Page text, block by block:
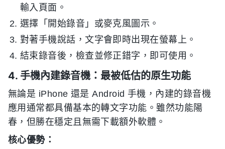
輸入頁面。
選擇「開始錄音」或麥克風圖示。
對著手機說話，文字會即時出現在螢幕上。
結束錄音後，檢查並修正錯字，即可使用。
4. 手機內建錄音機：最被低估的原生功能
無論是 iPhone 還是 Android 手機，內建的錄音機
應用通常都具備基本的轉文字功能。雖然功能陽
春，但勝在穩定且無需下載額外軟體。
核心優勢：